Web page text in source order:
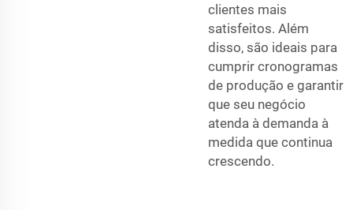
clientes mais
satisfeitos. Além
disso, são ideais para
cumprir cronogramas
de produção e garantir
que seu negócio
atenda à demanda à
medida que continua
crescendo.